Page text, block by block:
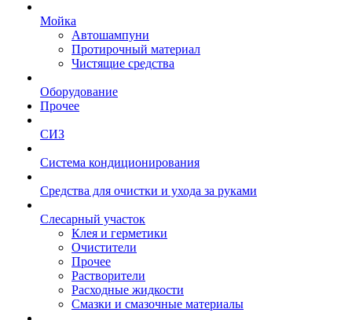
Мойка
Автошампуни
Протирочный материал
Чистящие средства
Оборудование
Прочее
СИЗ
Система кондиционирования
Средства для очистки и ухода за руками
Слесарный участок
Клея и герметики
Очистители
Прочее
Растворители
Расходные жидкости
Смазки и смазочные материалы